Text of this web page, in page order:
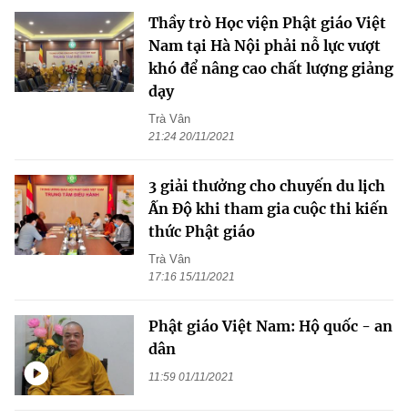
Thầy trò Học viện Phật giáo Việt
Nam tại Hà Nội phải nỗ lực vượt
khó để nâng cao chất lượng giảng
dạy
Trà Vân
21:24 20/11/2021
3 giải thưởng cho chuyến du lịch
Ấn Độ khi tham gia cuộc thi kiến
thức Phật giáo
Trà Vân
17:16 15/11/2021
Phật giáo Việt Nam: Hộ quốc - an
dân
11:59 01/11/2021